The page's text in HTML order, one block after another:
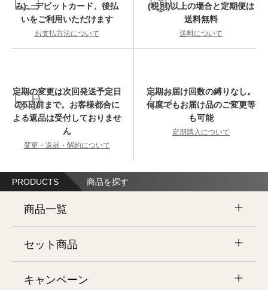
み)、デビットカード、後払
いをご利用いただけます
お支払方法について
(税別)以上の場合と定期便は
送料無料
送料について
定期の変更は次回発送予定日
の5日前まで。お客様都合に
よる返品は受付しておりませ
ん
変更・返品・解約について
定期お届け回数の縛りなし。
何度でもお届け品のご変更等
も可能
定期購入について
PRODUCTS 商品を探す
商品一覧
全ての商品を見る
セット商品
続けてお得
キャンペーン